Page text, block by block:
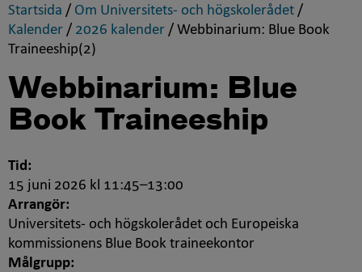
Startsida ,
/ Om Universitets- och högskolerådet ,
/
Kalender ,
/ 2026 kalender ,
/ Webbinarium: Blue Book
Traineeship(2)
Webbinarium:
Blue
Book Traineeship
Tid:
15 juni 2026 kl 11:45–13:00
Arrangör:
Universitets- och högskolerådet och Europeiska
kommissionens Blue Book traineekontor
Målgrupp: